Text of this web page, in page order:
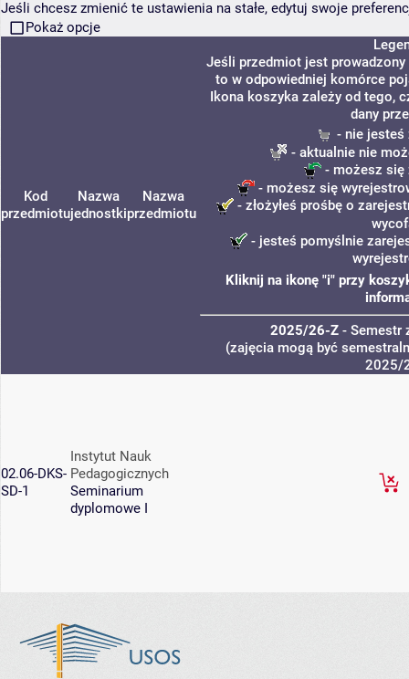
Jeśli chcesz zmienić te ustawienia na stałe, edytuj swoje
Pokaż opcje
Kod
przedmiotu
Nazwa
jednostki
Nazwa
przedmiotu
Jeśli przedmiot jest
to w odpowiedniej komórce
Ikona koszyka zależy od tego,
dany
- nie jesteś
- aktualnie nie
- możesz się
- możesz się
- złożyłeś prośbę o
- jesteś pomyślnie
Kliknij na ikonę "i" przy
2025/26-Z - Semestr
(zajęcia mogą być
2025/
02.06-DKS-
SD-1
Instytut Nauk
Pedagogicznych
Seminarium
dyplomowe I